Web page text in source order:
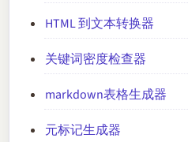
HTML 到文本转换器
关键词密度检查器
markdown表格生成器
元标记生成器